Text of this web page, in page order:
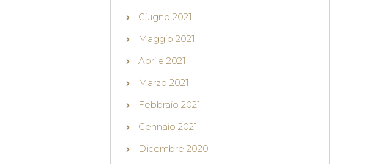
Giugno 2021
Maggio 2021
Aprile 2021
Marzo 2021
Febbraio 2021
Gennaio 2021
Dicembre 2020